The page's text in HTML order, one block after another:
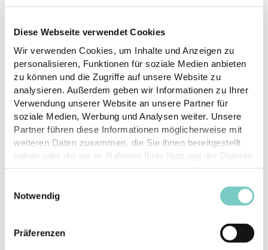
Diese Webseite verwendet Cookies
Wir verwenden Cookies, um Inhalte und Anzeigen zu
personalisieren, Funktionen für soziale Medien anbieten
zu können und die Zugriffe auf unsere Website zu
analysieren. Außerdem geben wir Informationen zu Ihrer
Verwendung unserer Website an unsere Partner für
soziale Medien, Werbung und Analysen weiter. Unsere
Partner führen diese Informationen möglicherweise mit
weiteren Daten zusammen, die Sie ihnen bereitgestellt
haben oder die sie im Rahmen Ihrer Nutzung der Dienste
gesammelt haben.
Notwendig
Präferenzen
Ihre Mitteilung an uns: